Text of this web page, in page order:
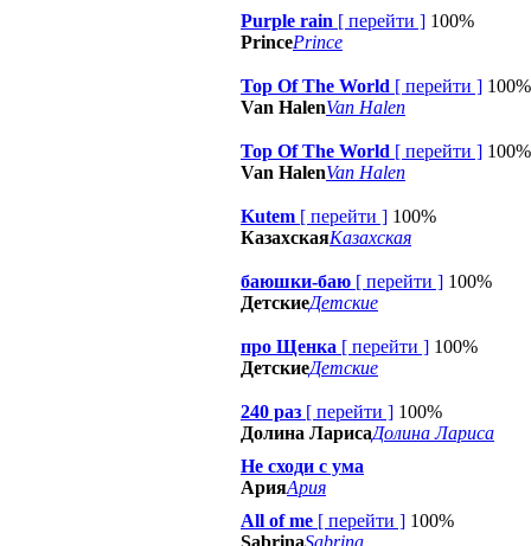
Purple rain [ перейти ] 100%
PrincePrince
Top Of The World [ перейти ] 100%
Van HalenVan Halen
Top Of The World [ перейти ] 100%
Van HalenVan Halen
Kutem [ перейти ] 100%
КазахскаяКазахская
баюшки-баю [ перейти ] 100%
ДетскиеДетские
про Щенка [ перейти ] 100%
ДетскиеДетские
240 раз [ перейти ] 100%
Долина ЛарисаДолина Лариса
Не сходи с ума
АрияАрия
All of me [ перейти ] 100%
SabrinaSabrina